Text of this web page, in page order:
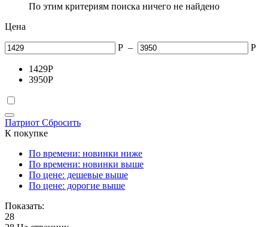
По этим критериям поиска ничего не найдено
Цена
Р – Р
1429Р
3950Р
Патриот Сбросить
К покупке
По времени: новинки ниже
По времени: новинки выше
По цене: дешевые выше
По цене: дорогие выше
Показать:
28